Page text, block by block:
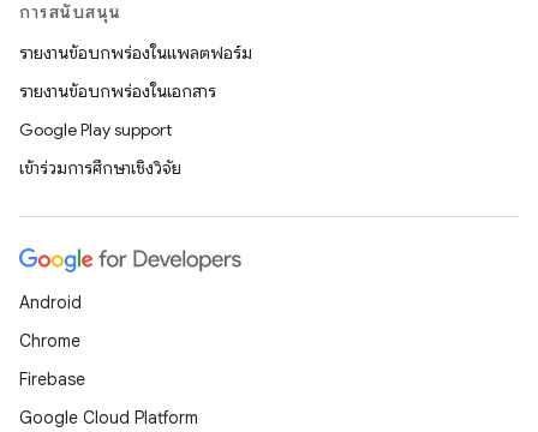
การสนับสนุน
รายงานข้อบกพร่องในแพลตฟอร์ม
รายงานข้อบกพร่องในเอกสาร
Google Play support
เข้าร่วมการศึกษาเชิงวิจัย
Android
Chrome
Firebase
Google Cloud Platform